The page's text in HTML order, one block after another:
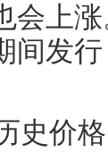
会上
间发
史价格